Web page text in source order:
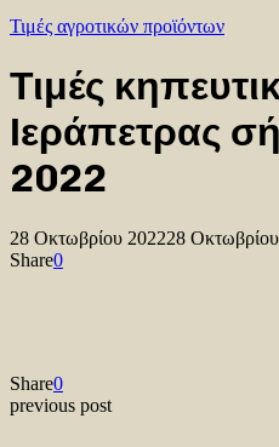
Τιμές αγροτικών προϊόντων
Τιμές
Ιεράπετρας
2022
28 Οκτωβρίου 202228
Share0
Share0
previous post